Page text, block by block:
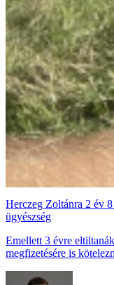
Herczeg Zoltánra 2 év
ügyészség
Emellett 3 évre
megfizetésére is